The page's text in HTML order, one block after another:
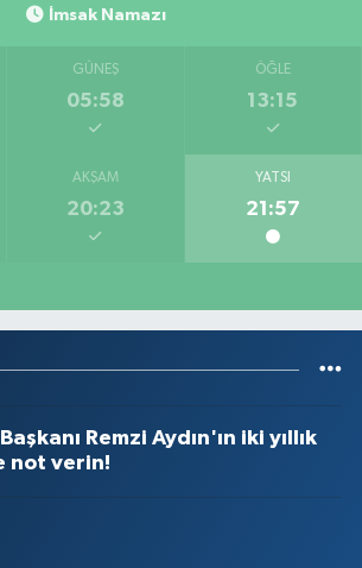
İmsak Namazı
GÜNEŞ
05:58
ÖĞLE
13:15
AKŞAM
20:23
YATSI
21:57
Remzi Aydın'ın iki yıllık
not verin!